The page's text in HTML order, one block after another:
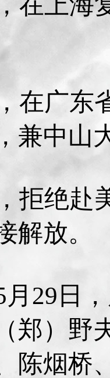
在广东
兼中山
拒绝赴
解放。
月29日
郑）野
陈烟桥